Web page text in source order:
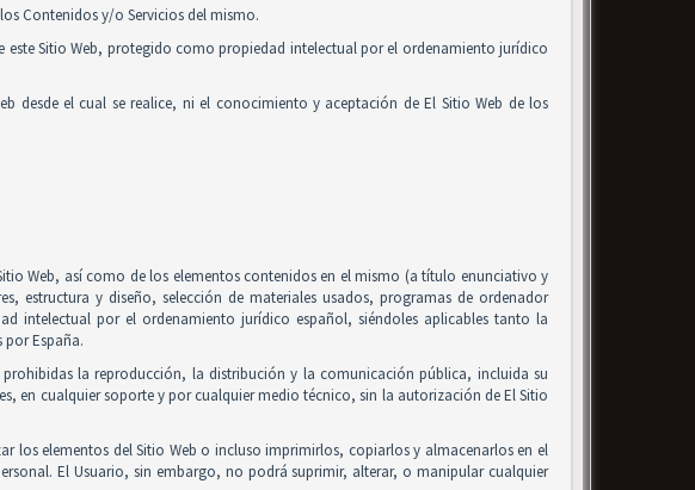
Contenidos y/o Servicios del mismo.
Sitio Web, protegido como propiedad intelectual por el ordenamiento jurídico
desde el cual se realice, ni el conocimiento y aceptación de El Sitio Web de los
Web, así como de los elementos contenidos en el mismo (a título enunciativo y
y diseño, selección de materiales usados, programas de ordenador
intelectual por el ordenamiento jurídico español, siéndoles aplicables tanto la
España.
la reproducción, la distribución y la comunicación pública, incluida su
en cualquier soporte y por cualquier medio técnico, sin la autorización de El Sitio
los elementos del Sitio Web o incluso imprimirlos, copiarlos y almacenarlos en el
El Usuario, sin embargo, no podrá suprimir, alterar, o manipular cualquier